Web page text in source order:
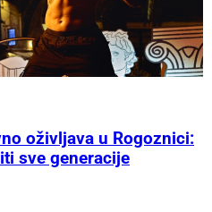
oživljava u Rogoznici:
sve generacije